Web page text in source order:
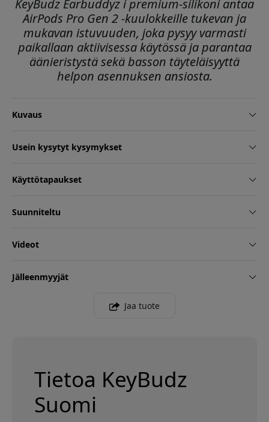
KeyBudz Earbuddyz i premium-silikoni antaa
AirPods Pro Gen 2 -kuulokkeille tukevan ja
mukavan istuvuuden, joka pysyy varmasti
paikallaan aktiivisessa käytössä ja parantaa
äänieristystä sekä basson täyteläisyyttä
helpon asennuksen ansiosta.
Kuvaus
Usein kysytyt kysymykset
Käyttötapaukset
Suunniteltu
Videot
Jälleenmyyjät
Jaa tuote
Tietoa KeyBudz
Suomi